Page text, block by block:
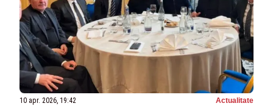
10 apr. 2026, 19:42 Actualitate